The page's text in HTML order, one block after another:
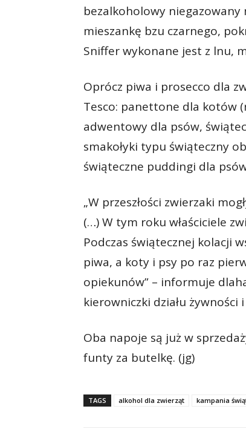
bezalkoholowy niegazowany
mieszankę bzu czarnego,
Sniffer wykonane jest z lnu,
Oprócz piwa i prosecco dla
Tesco: panettone dla kotów
adwentowy dla psów,
smakołyki typu świąteczny
świąteczne puddingi dla
„W przeszłości zwierzaki
(…) W tym roku właściciele
Podczas świątecznej kolacji
piwa, a koty i psy po raz
opiekunów” – informuje
kierowniczki działu
Oba napoje są już w
funty za butelkę. (jg)
TAGS alkohol dla zwierząt kampania